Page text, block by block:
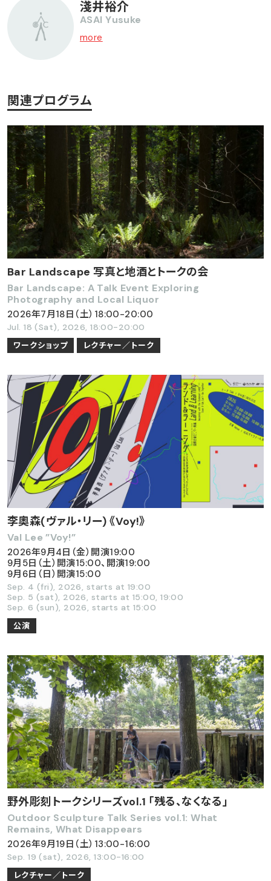
淺井裕介
ASAI Yusuke
more
関連プログラム
Bar Landscape 写真と地酒とトークの会
Bar Landscape: A Talk Event Exploring
Photography and Local Liquor
2026年7月18日（土）18:00-20:00
Jul. 18 (Sat), 2026, 18:00-20:00
ワークショップ レクチャー／トーク
李奧森(ヴァル・リー) 《Voy!》
Val Lee ”Voy!”
2026年9月4日（金）開演19:00
9月5日（土）開演15:00、開演19:00
9月6日（日）開演15:00
Sep. 4 (fri), 2026, starts at 19:00
Sep. 5 (sat), 2026, starts at 15:00, 19:00
Sep. 6 (sun), 2026, starts at 15:00
公演
野外彫刻トークシリーズvol.1 「残る、なくなる」
Outdoor Sculpture Talk Series vol.1: What
Remains, What Disappears
2026年9月19日（土）13:00-16:00
Sep. 19 (sat), 2026, 13:00-16:00
レクチャー／トーク